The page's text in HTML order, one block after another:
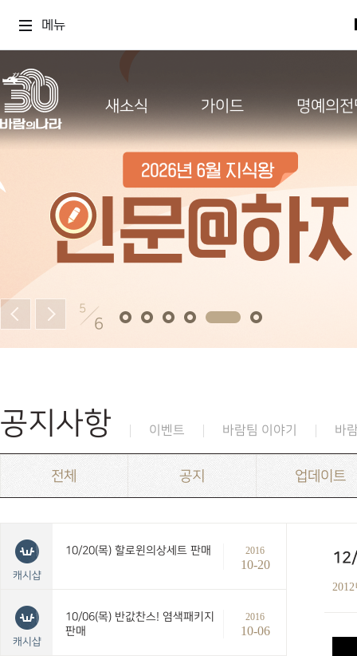
메뉴
새소식 가이드 명예의
5
6
공지사항 이벤트 바람팀 이야기 바
전체 공지 업데이트
캐시샵
10/20(목) 할로윈의상세트 판매 2016
10-20
캐시샵
10/06(목) 반값찬스! 염색패키지
판매
2016
10-06